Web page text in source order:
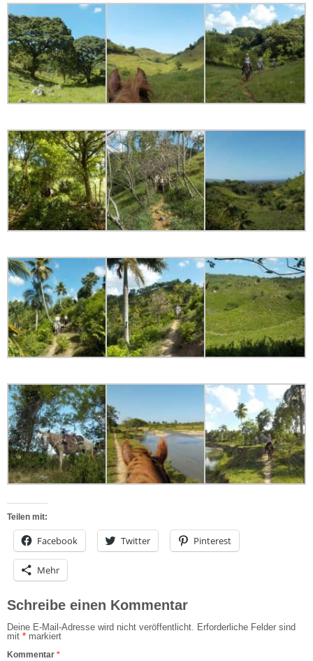
Teilen mit:
Facebook Twitter Pinterest
Mehr
Schreibe einen Kommentar
Deine E-Mail-Adresse wird nicht veröffentlicht. Erforderliche Felder sind
mit * markiert
Kommentar *